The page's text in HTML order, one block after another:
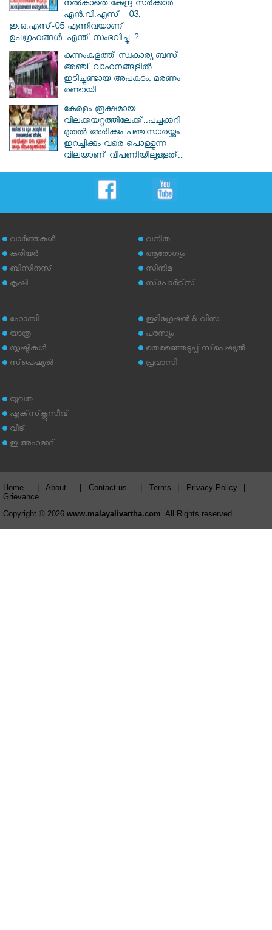
നൽകാതെ കേന്ദ്ര സർക്കാർ...
എൻ.വി.എസ് - 03,
ഇ.ഒ.എസ്-05 എന്നിവയാണ്
ഉപഗ്രഹങ്ങൾ..എന്ത് സംഭവിച്ചു..?
കുന്നംകുളത്ത് സ്വകാര്യ ബസ്
അഞ്ച് വാഹനങ്ങളിൽ
ഇടിച്ചുണ്ടായ അപകടം: മരണം
രണ്ടായി...
കേരളം രൂക്ഷമായ
വിലക്കയറ്റത്തിലേക്ക്..പച്ചക്കറി
മുതൽ അരിക്കും പഞ്ചസാരയ്ക്കും
ഇറച്ചിക്കും വരെ പൊള്ളുന്ന
വിലയാണ് വിപണിയിലുള്ളത്..
വാര്‍ത്തകള്‍
കരിയര്‍
ബിസിനസ്
കൃഷി
വനിത
ആരോഗ്യം
സിനിമ
സ്‌പോര്‍ട്‌സ്
ഹോബി
യാത്ര
സൃഷ്ടികള്‍
സ്‌പെഷ്യല്‍
ഇമിഗ്രേഷന്‍ & വിസ
പരസ്യം
തെരഞ്ഞെടുപ്പ് സ്‌പെഷ്യല്‍
പ്രവാസി
യുവത
എക്‌സ്‌ക്ലൂസീവ്
വീട്
ഇ അഹമ്മദ്‌
Home About Contact us Terms Privacy Policy
Grievance
Copyright © 2026 www.malayalivartha.com . All Rights reserved.